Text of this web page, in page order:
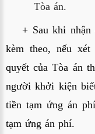
Tòa án.
+ Sau khi
kèm theo, nếu
quyết của Tòa án
người khởi kiện
tiền tạm ứng án
tạm ứng án phí.